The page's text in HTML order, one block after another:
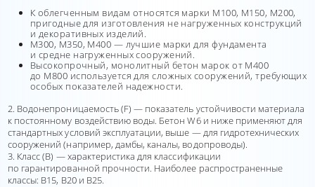
К облегченным видам относятся марки М100, М150, М200,
пригодные для изготовления не нагруженных конструкций
и декоративных изделий.
М300, М350, М400 — лучшие марки для фундамента
и средне нагруженных сооружений.
Высокопрочный, монолитный бетон марок от М400
до М800 используется для сложных сооружений, требующих
особых показателей надежности.
2. Водонепроницаемость (F) — показатель устойчивости материала
к постоянному воздействию воды. Бетон W6 и ниже применяют для
стандартных условий эксплуатации, выше — для гидротехнических
сооружений (например, дамбы, каналы, водопроводы).
3. Класс (В) — характеристика для классификации
по гарантированной прочности. Наиболее распространенные
классы: В15, В20 и В25.